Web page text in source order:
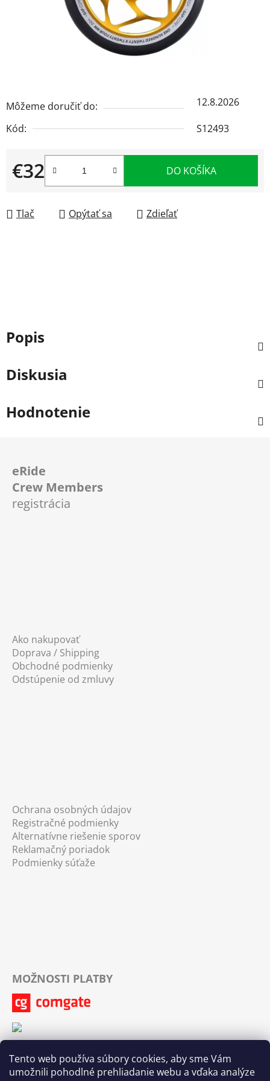
Tento web používa súbory cookies, aby sme Vám
umožnili pohodlné prehliadanie webu a vďaka analýze
Môžeme doručiť do:
12.8.2026
Kód:
S12493
€32
Jednotková cena:
DO KOŠÍKA
Tlač Opýtať sa Zdieľať
Popis
Diskusia
Hodnotenie
eRide
Crew Members
registrácia
Ako nakupovať
Doprava / Shipping
Obchodné podmienky
Odstúpenie od zmluvy
Ochrana osobných údajov
Registračné podmienky
Alternatívne riešenie sporov
Reklamačný poriadok
Podmienky súťaže
MOŽNOSTI PLATBY